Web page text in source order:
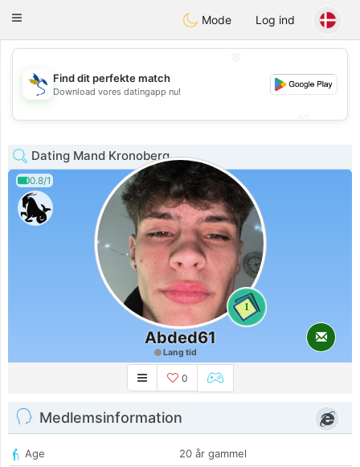
SvenskaDating
Toggle
Mode Log ind
💖
💕
Find dit perfekte match
Download vores datingapp nu!
Dating Mand Kronoberg
0.8/1
1
Abded61
Lang tid
0
Medlemsinformation
Age
20 år gammel